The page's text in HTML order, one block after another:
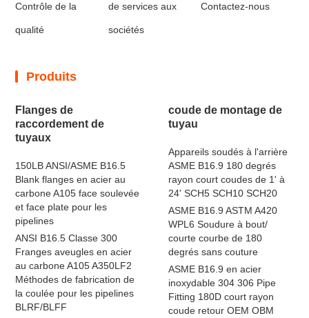
Contrôle de la
qualité
de services aux
sociétés
Contactez-nous
Produits
Flanges de
raccordement de
tuyaux
150LB ANSI/ASME B16.5
Blank flanges en acier au
carbone A105 face soulevée
et face plate pour les
pipelines
ANSI B16.5 Classe 300
Franges aveugles en acier
au carbone A105 A350LF2
Méthodes de fabrication de
la coulée pour les pipelines
BLRF/BLFF
coude de montage de
tuyau
Appareils soudés à l'arrière
ASME B16.9 180 degrés
rayon court coudes de 1' à
24' SCH5 SCH10 SCH20
ASME B16.9 ASTM A420
WPL6 Soudure à bout/
courte courbe de 180
degrés sans couture
ASME B16.9 en acier
inoxydable 304 306 Pipe
Fitting 180D court rayon
coude retour OEM OBM